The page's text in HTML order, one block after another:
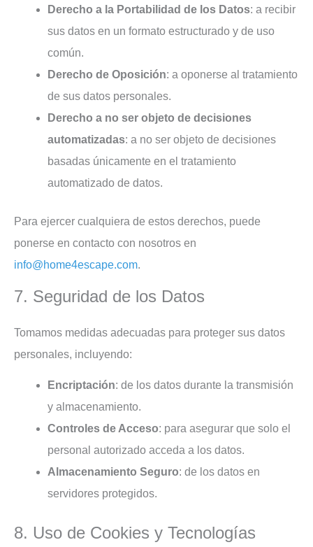
Derecho a la Portabilidad de los Datos: a recibir
sus datos en un formato estructurado y de uso
común.
Derecho de Oposición: a oponerse al tratamiento
de sus datos personales.
Derecho a no ser objeto de decisiones
automatizadas: a no ser objeto de decisiones
basadas únicamente en el tratamiento
automatizado de datos.
Para ejercer cualquiera de estos derechos, puede
ponerse en contacto con nosotros en
info@home4escape.com.
7. Seguridad de los Datos
Tomamos medidas adecuadas para proteger sus datos
personales, incluyendo:
Encriptación: de los datos durante la transmisión
y almacenamiento.
Controles de Acceso: para asegurar que solo el
personal autorizado acceda a los datos.
Almacenamiento Seguro: de los datos en
servidores protegidos.
8. Uso de Cookies y Tecnologías